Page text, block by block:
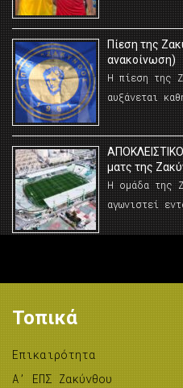
Πίεση της
ανακοίνωση)
Η πίεση της
αυξάνεται
ματς της
Η ομάδα της
αγωνιστεί
Τοπικά
Επικαιρότητα
A’ ΕΠΣ Ζακύνθου